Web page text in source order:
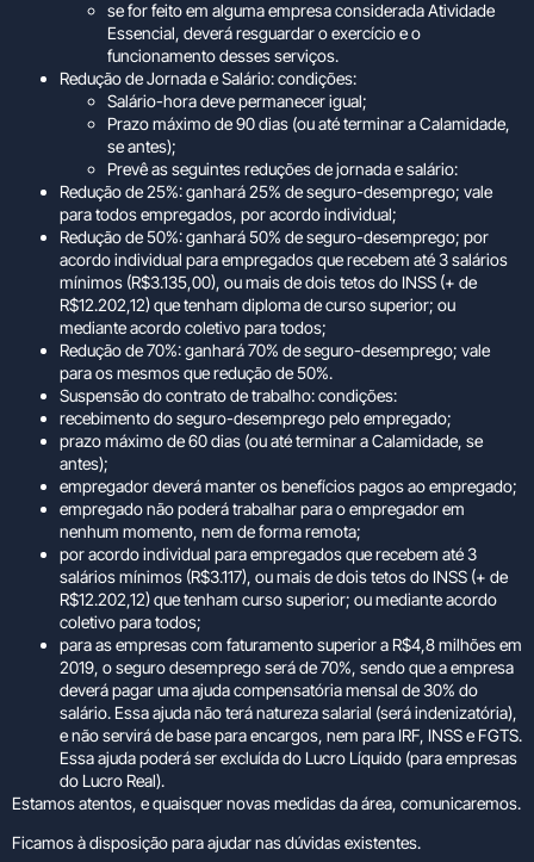
se for feito em alguma empresa considerada Atividade
Essencial, deverá resguardar o exercício e o
funcionamento desses serviços.
Redução de Jornada e Salário: condições:
Salário-hora deve permanecer igual;
Prazo máximo de 90 dias (ou até terminar a Calamidade,
se antes);
Prevê as seguintes reduções de jornada e salário:
Redução de 25%: ganhará 25% de seguro-desemprego; vale
para todos empregados, por acordo individual;
Redução de 50%: ganhará 50% de seguro-desemprego; por
acordo individual para empregados que recebem até 3 salários
mínimos (R$3.135,00), ou mais de dois tetos do INSS (+ de
R$12.202,12) que tenham diploma de curso superior; ou
mediante acordo coletivo para todos;
Redução de 70%: ganhará 70% de seguro-desemprego; vale
para os mesmos que redução de 50%.
Suspensão do contrato de trabalho: condições:
recebimento do seguro-desemprego pelo empregado;
prazo máximo de 60 dias (ou até terminar a Calamidade, se
antes);
empregador deverá manter os benefícios pagos ao empregado;
empregado não poderá trabalhar para o empregador em
nenhum momento, nem de forma remota;
por acordo individual para empregados que recebem até 3
salários mínimos (R$3.117), ou mais de dois tetos do INSS (+ de
R$12.202,12) que tenham curso superior; ou mediante acordo
coletivo para todos;
para as empresas com faturamento superior a R$4,8 milhões em
2019, o seguro desemprego será de 70%, sendo que a empresa
deverá pagar uma ajuda compensatória mensal de 30% do
salário. Essa ajuda não terá natureza salarial (será indenizatória),
e não servirá de base para encargos, nem para IRF, INSS e FGTS.
Essa ajuda poderá ser excluída do Lucro Líquido (para empresas
do Lucro Real).
Estamos atentos, e quaisquer novas medidas da área, comunicaremos.
Ficamos à disposição para ajudar nas dúvidas existentes.